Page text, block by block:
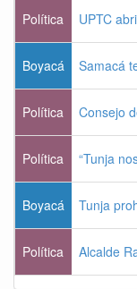
Política UPTC
Boyacá Samacá
Política Consejo
Política “Tunja
Boyacá Tunja
Política Alcalde